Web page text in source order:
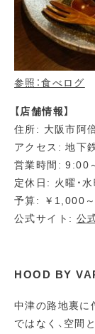
参照：食べログ
【店舗情報】
住所: 大阪市阿
アクセス: 地下
営業時間: 9:00
定休日: 火曜・水
予算: ￥1,000
公式サイト: 公
HOOD BY
中津の路地裏に
ではなく、空間